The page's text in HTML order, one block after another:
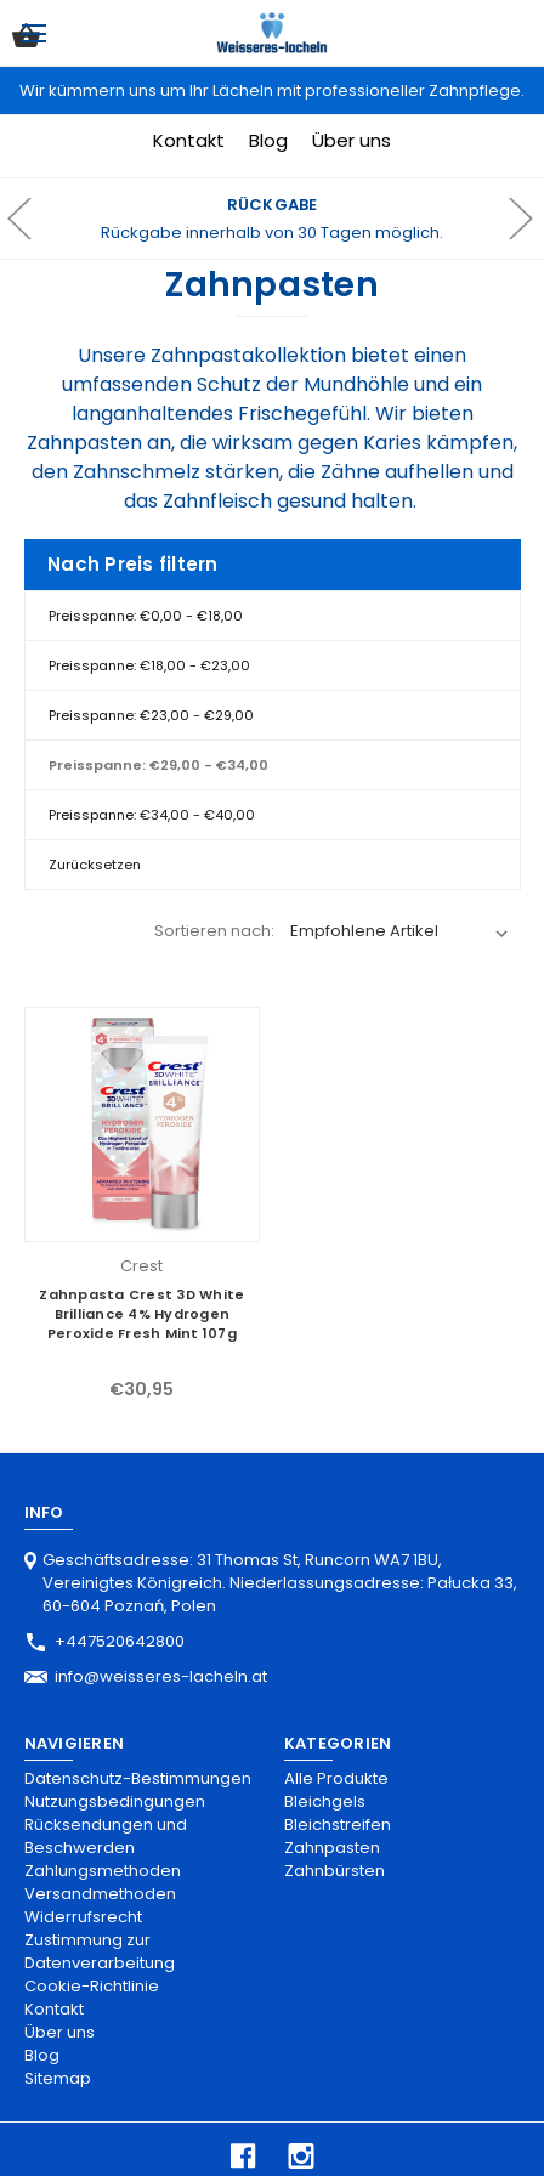
Wir kümmern uns um Ihr Lächeln mit professioneller Zahnpflege.
Kontakt Blog Über uns
RÜCKGABE
Rückgabe innerhalb von 30 Tagen möglich.
Zahnpasten
Unsere Zahnpastakollektion bietet einen
umfassenden Schutz der Mundhöhle und ein
langanhaltendes Frischegefühl. Wir bieten
Zahnpasten an, die wirksam gegen Karies kämpfen,
den Zahnschmelz stärken, die Zähne aufhellen und
das Zahnfleisch gesund halten.
Nach Preis filtern
Preisspanne: €0,00 - €18,00
Preisspanne: €18,00 - €23,00
Preisspanne: €23,00 - €29,00
Preisspanne: €29,00 - €34,00
Preisspanne: €34,00 - €40,00
Zurücksetzen
Sortieren nach:
Crest
Zahnpasta Crest 3D White
Brilliance 4% Hydrogen
Peroxide Fresh Mint 107g
€30,95
INFO
Geschäftsadresse: 31 Thomas St, Runcorn WA7 1BU,
Vereinigtes Königreich. Niederlassungsadresse: Pałucka 33,
60-604 Poznań, Polen
+447520642800
info@weisseres-lacheln.at
NAVIGIEREN
Datenschutz-Bestimmungen
Nutzungsbedingungen
Rücksendungen und
Beschwerden
Zahlungsmethoden
Versandmethoden
Widerrufsrecht
Zustimmung zur
Datenverarbeitung
Cookie-Richtlinie
Kontakt
Über uns
Blog
Sitemap
KATEGORIEN
Alle Produkte
Bleichgels
Bleichstreifen
Zahnpasten
Zahnbürsten